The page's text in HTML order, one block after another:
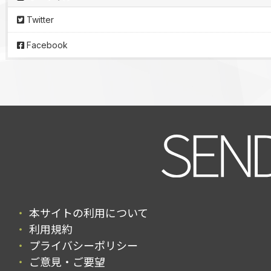
Twitter
Facebook
本サイトの利用について
利用規約
プライバシーポリシー
ご意見・ご要望